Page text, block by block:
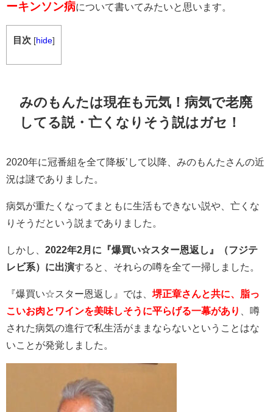
ーキンソン病について書いてみたいと思います。
目次 [hide]
みのもんたは現在も元気！病気で老廃
してる説・亡くなりそう説はガセ！
2020年に冠番組を全て降板’して以降、みのもんたさんの近
況は謎でありました。
病気が重たくなってまともに生活もできない説や、亡くな
りそうだという説までありました。
しかし、 2022年2月に 『爆買い☆スター恩返し』（フジテ
レビ系）に出演すると、それらの噂を全て一掃しました。
『爆買い☆スター恩返し』では、 堺正章さんと共に、脂っ
こいお肉とワインを美味しそうに平らげる一幕があり
、噂
された病気の進行で私生活がままならないということはな
いことが発覚しました。